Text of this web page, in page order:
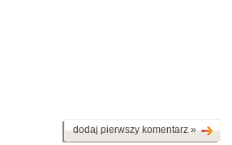
dodaj pierwszy komentarz »